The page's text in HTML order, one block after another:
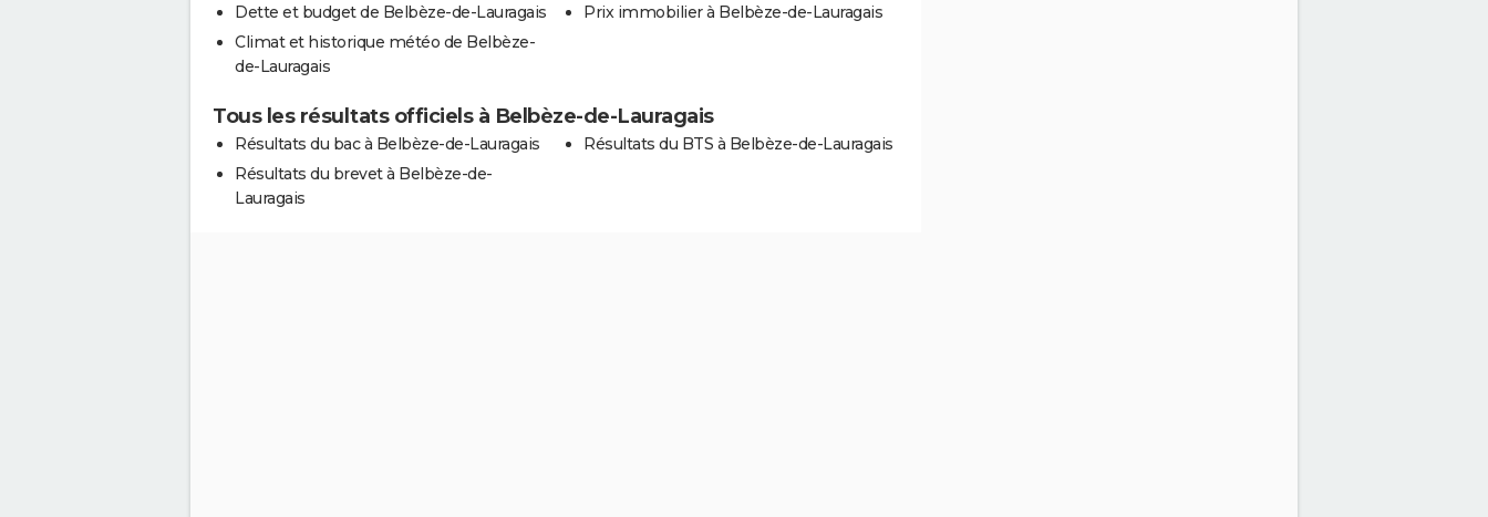
Dette et budget de Belbèze-de-Lauragais
Climat et historique météo de Belbèze-
de-Lauragais
Prix immobilier à Belbèze-de-Lauragais
Tous les résultats officiels à Belbèze-de-Lauragais
Résultats du bac à Belbèze-de-Lauragais
Résultats du brevet à Belbèze-de-
Lauragais
Résultats du BTS à Belbèze-de-Lauragais